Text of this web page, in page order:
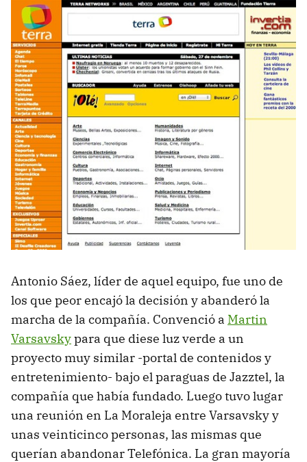
Antonio Sáez, líder de aquel equipo, fue uno de
los que peor encajó la decisión y abanderó la
marcha de la compañía. Convenció a Martin
Varsavskypara que diese luz verde a un
proyecto muy similar -portal de contenidos y
entretenimiento- bajo el paraguas de Jazztel, la
compañía que había fundado. Luego tuvo lugar
una reunión en La Moraleja entre Varsavsky y
unas veinticinco personas, las mismas que
querían abandonar Telefónica. La gran mayoría